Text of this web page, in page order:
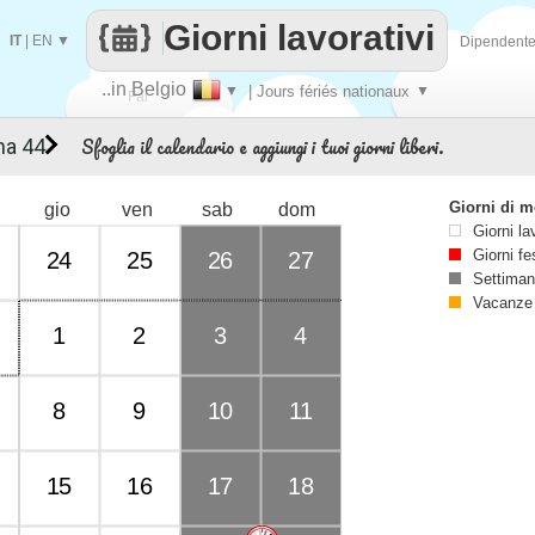
Fai
..in Belgio ▼ | Jours fériés nationaux ▼
Giorni lavorativi
IT| EN ▼
Sfoglia il calendario e aggiungi i tuoi giorni liberi.
gio ven sab dom
24 25 26 27
1 2 3 4
8 9 10 11
15 16 17 18
44
Giorni di
Giorni
Giorni
Vacanze